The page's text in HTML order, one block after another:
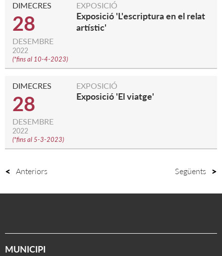
DIMECRES
28
DESEMBRE
2022
(*fins al 10-4-2023)
EXPOSICIÓ
Exposició 'L'escriptura en el relat
artístic'
DIMECRES
28
DESEMBRE
2022
(*fins al 5-3-2023)
EXPOSICIÓ
Exposició 'El viatge'
Anteriors Següents
MUNICIPI